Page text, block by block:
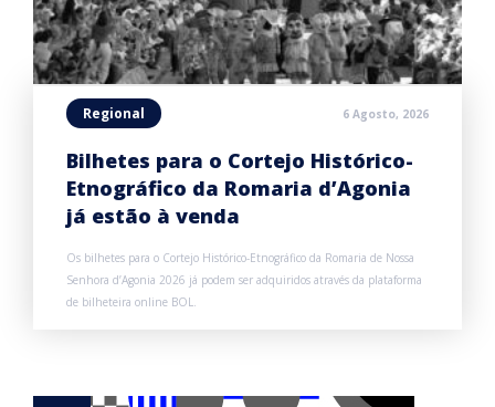
Regional 6 Agosto, 2026
Bilhetes para o Cortejo Histórico-
Etnográfico da Romaria d’Agonia
já estão à venda
Os bilhetes para o Cortejo Histórico-Etnográfico da Romaria de Nossa
Senhora d’Agonia 2026 já podem ser adquiridos através da plataforma
de bilheteira online BOL.